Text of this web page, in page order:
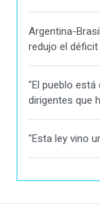
Argentina-
redujo el
"El pueblo
dirigentes que
"Esta ley vino